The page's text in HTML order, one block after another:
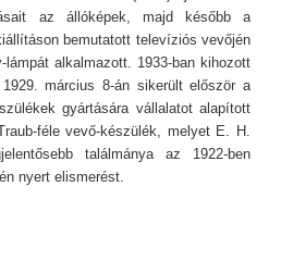
az állóképek, majd később a
bemutatott televíziós vevőjén
alkalmazott. 1933-ban kihozott
március 8-án sikerült először a
gyártására vállalatot alapított
féle vevő-készülék, melyet E. H.
találmánya az 1922-ben
nyert elismerést.